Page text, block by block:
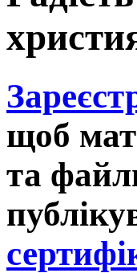
щоб
та